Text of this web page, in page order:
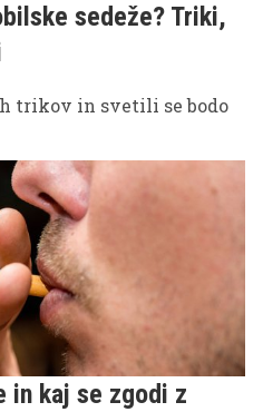
sedeže? Triki,
trikov in svetili se bodo
in kaj se zgodi z